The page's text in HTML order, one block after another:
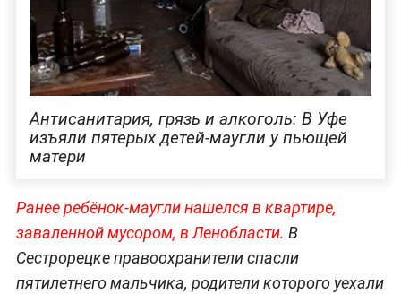
Антисанитария, грязь и алкоголь: В Уфе
изъяли пятерых детей-маугли у пьющей
матери
Ранее ребёнок-маугли нашелся в квартире,
заваленной мусором, в Ленобласти. В
Сестрорецке правоохранители спасли
пятилетнего мальчика, родители которого уехали